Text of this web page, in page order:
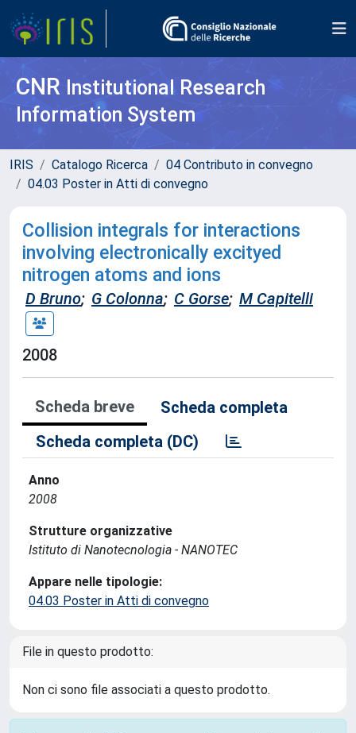
CNR Institutional Research
Information System
IRIS Catalogo Ricerca
04 Contributo in convegno
04.03 Poster in Atti di convegno
Collision integrals for interactions
involving electronically excityed
nitrogen atoms and ions
D Bruno; G Colonna; C Gorse; M Capitelli
2008
Scheda breve
Scheda completa
Scheda completa (DC)
Anno
2008
Strutture organizzative
Istituto di Nanotecnologia - NANOTEC
Appare nelle tipologie:
04.03 Poster in Atti di convegno
File in questo prodotto:
Non ci sono file associati a questo prodotto.